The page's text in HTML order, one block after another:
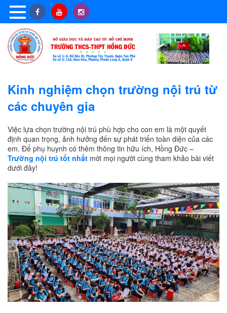
Kinh nghiệm chọn trường nội trú từ
các chuyên gia
Việc lựa chọn trường nội trú phù hợp cho con em là một quyết
định quan trọng, ảnh hưởng đến sự phát triển toàn diện của các
em. Để phụ huynh có thêm thông tin hữu ích, Hồng Đức –
Trường nội trú tốt nhất mời mọi người cùng tham khảo bài viết
dưới đây!